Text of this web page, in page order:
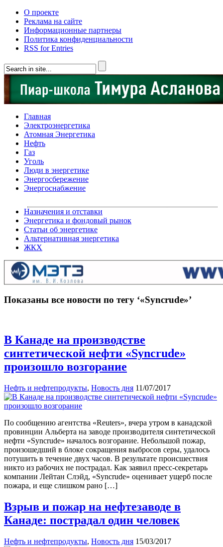
О проекте
Реклама на сайте
Информационные партнеры
Политика конфиденциальности
RSS for Entries
Главная
Электроэнергетика
Атомная Энергетика
Нефть
Газ
Уголь
Люди в энергетике
Энергосбережение
Энергоснабжение
Назначения и отставки
Энергетика и фондовый рынок
Статьи об энергетике
Альтернативная энергетика
ЖКХ
Показаны все новости по тегу ‘«Syncrude»’
В Канаде на производстве
синтетической нефти «Syncrude»
произошло возгорание
Нефть и нефтепродукты, Новость дня 11/07/2017
По сообщению агентства «Reuters», вчера утром в канадской
провинции Альберта на заводе производителя синтетической
нефти «Syncrude» началось возгорание. Небольшой пожар,
произошедший в блоке сокращения выбросов серы, удалось
потушить в течение двух часов. В результате происшествия
никто из рабочих не пострадал. Как заявил пресс-секретарь
компании Лейтан Слэйд, «Syncrude» оценивает ущерб после
пожара, и еще слишком рано […]
Взрыв и пожар на нефтезаводе в
Канаде: пострадал один человек
Нефть и нефтепродукты, Новость дня 15/03/2017